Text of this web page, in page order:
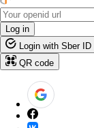
Log in
Login with Sber ID
QR code